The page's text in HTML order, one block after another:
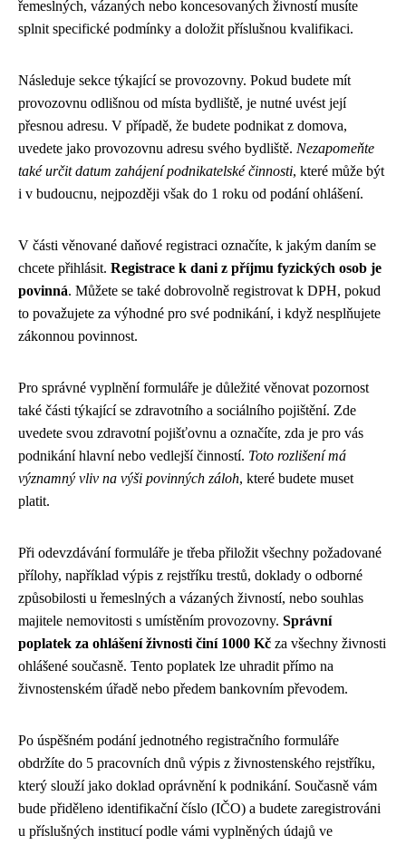
řemeslných, vázaných nebo koncesovaných živností musíte
splnit specifické podmínky a doložit příslušnou kvalifikaci.
Následuje sekce týkající se provozovny. Pokud budete mít
provozovnu odlišnou od místa bydliště, je nutné uvést její
přesnou adresu. V případě, že budete podnikat z domova,
uvedete jako provozovnu adresu svého bydliště. Nezapomeňte
také určit datum zahájení podnikatelské činnosti, které může být
i v budoucnu, nejpozději však do 1 roku od podání ohlášení.
V části věnované daňové registraci označíte, k jakým daním se
chcete přihlásit. Registrace k dani z příjmu fyzických osob je
povinná. Můžete se také dobrovolně registrovat k DPH, pokud
to považujete za výhodné pro své podnikání, i když nesplňujete
zákonnou povinnost.
Pro správné vyplnění formuláře je důležité věnovat pozornost
také části týkající se zdravotního a sociálního pojištění. Zde
uvedete svou zdravotní pojišťovnu a označíte, zda je pro vás
podnikání hlavní nebo vedlejší činností. Toto rozlišení má
významný vliv na výši povinných záloh, které budete muset
platit.
Při odevzdávání formuláře je třeba přiložit všechny požadované
přílohy, například výpis z rejstříku trestů, doklady o odborné
způsobilosti u řemeslných a vázaných živností, nebo souhlas
majitele nemovitosti s umístěním provozovny. Správní
poplatek za ohlášení živnosti činí 1000 Kč za všechny živnosti
ohlášené současně. Tento poplatek lze uhradit přímo na
živnostenském úřadě nebo předem bankovním převodem.
Po úspěšném podání jednotného registračního formuláře
obdržíte do 5 pracovních dnů výpis z živnostenského rejstříku,
který slouží jako doklad oprávnění k podnikání. Současně vám
bude přiděleno identifikační číslo (IČO) a budete zaregistrováni
u příslušných institucí podle vámi vyplněných údajů ve